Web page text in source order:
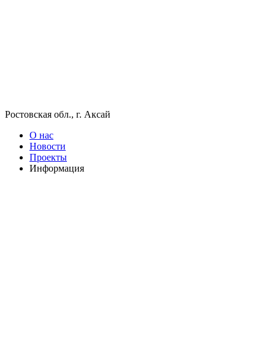
Ростовская обл., г. Аксай
О нас
Новости
Проекты
Информация